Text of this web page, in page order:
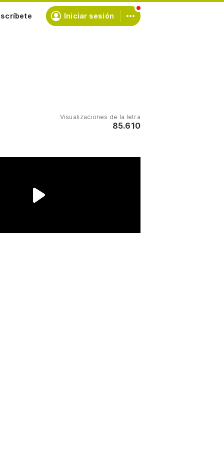
Iniciar sesión
Visualizaciones de la letra
85.610